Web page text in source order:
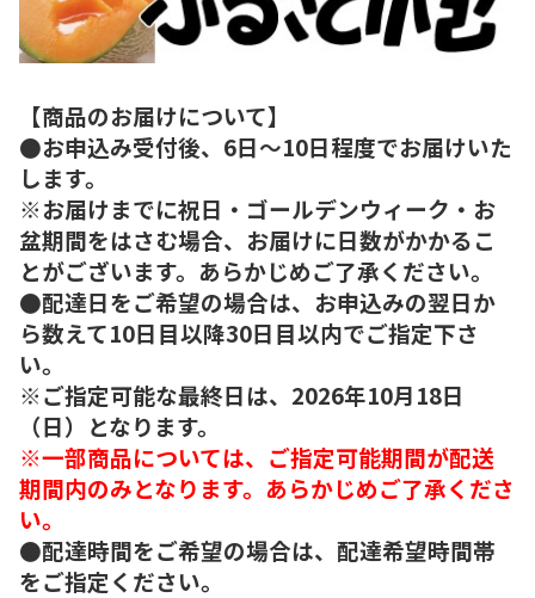
【商品のお届けについて】
●お申込み受付後、6日～10日程度でお届けいた
します。
※お届けまでに祝日・ゴールデンウィーク・お
盆期間をはさむ場合、お届けに日数がかかるこ
とがございます。あらかじめご了承ください。
●配達日をご希望の場合は、お申込みの翌日か
ら数えて10日目以降30日目以内でご指定下さ
い。
※ご指定可能な最終日は、2026年10月18日
（日）となります。
※一部商品については、ご指定可能期間が配送
期間内のみとなります。あらかじめご了承くださ
い。
●配達時間をご希望の場合は、配達希望時間帯
をご指定ください。